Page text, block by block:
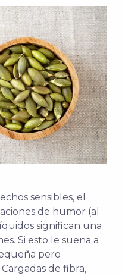
sensibles, el
de humor (al
significan una
Si esto le suena a
pero
de fibra,